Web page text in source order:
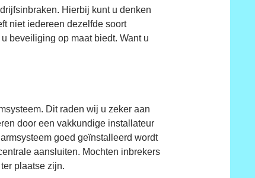
Hierbij kunt u denken
niet iedereen dezelfde soort
beveiliging op maat biedt. Want u
Dit raden wij u zeker aan
door een vakkundige installateur
goed geïnstalleerd wordt
aansluiten. Mochten inbrekers
plaatse zijn.